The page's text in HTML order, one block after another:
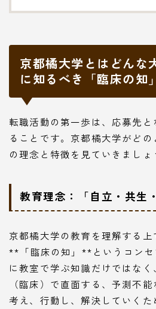
京都橘大学とはどん
に知るべき「臨床の知
転職活動の第一歩は、応募先
ることです。京都橘大学がど
の理念と特徴を見ていきましょ
教育理念：「自立・共生
京都橘大学の教育を理解する
**「臨床の知」**というコンセ
に教室で学ぶ知識だけではな
（臨床）で直面する、予測不
考え、行動し、解決していく